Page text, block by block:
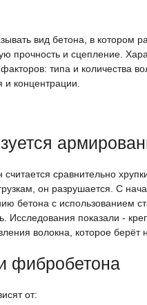
вид бетона, в котором
прочность и сцепление.
типа и количества
концентрации.
сравнительно
он разрушается. С
бетона с использованием
Исследования показали -
волокна, которое берёт
фибробетона
от: